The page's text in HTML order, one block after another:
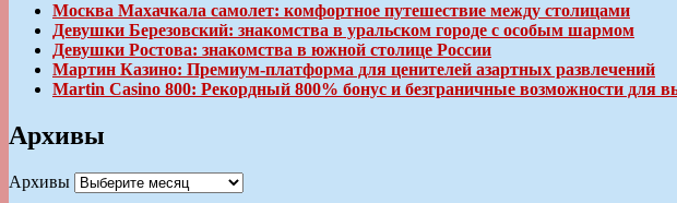
Москва Махачкала самолет: комфортное путешествие между столицами
Девушки Березовский: знакомства в уральском городе с особым шармом
Девушки Ростова: знакомства в южной столице России
Мартин Казино: Премиум-платформа для ценителей азартных развлечений
Martin Casino 800: Рекордный 800% бонус и безграничные возможности для
Архивы
Архивы